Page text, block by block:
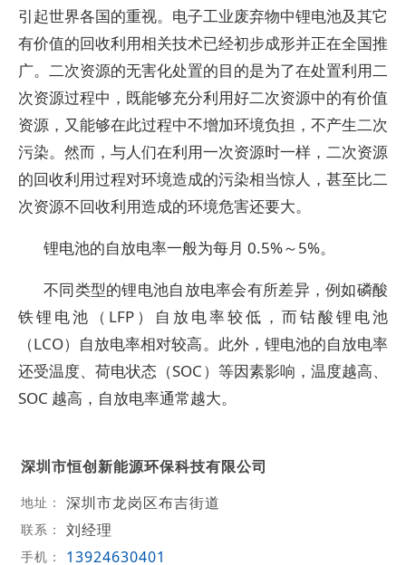
引起世界各国的重视。电子工业废弃物中锂电池及其它
有价值的回收利用相关技术已经初步成形并正在全国推
广。二次资源的无害化处置的目的是为了在处置利用二
次资源过程中，既能够充分利用好二次资源中的有价值
资源，又能够在此过程中不增加环境负担，不产生二次
污染。然而，与人们在利用一次资源时一样，二次资源
的回收利用过程对环境造成的污染相当惊人，甚至比二
次资源不回收利用造成的环境危害还要大。
锂电池的自放电率一般为每月 0.5%～5%。
不同类型的锂电池自放电率会有所差异，例如磷酸
铁锂电池（LFP）自放电率较低，而钴酸锂电池
（LCO）自放电率相对较高。此外，锂电池的自放电率
还受温度、荷电状态（SOC）等因素影响，温度越高、
SOC 越高，自放电率通常越大。
深圳市恒创新能源环保科技有限公司
地址： 深圳市龙岗区布吉街道
联系： 刘经理
手机： 13924630401